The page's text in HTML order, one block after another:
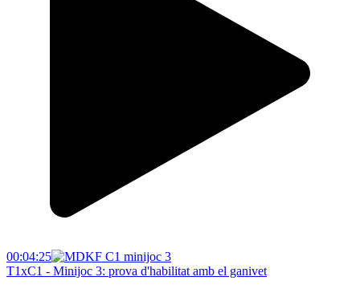
00:04:25
T1xC1 - Minijoc 3: prova d'habilitat amb el ganivet